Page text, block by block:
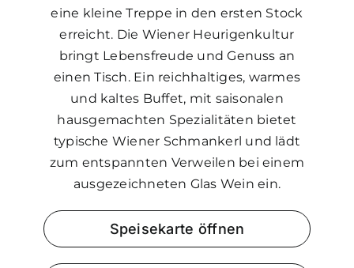
eine kleine Treppe in den ersten Stock
erreicht. Die Wiener Heurigenkultur
bringt Lebensfreude und Genuss an
einen Tisch. Ein reichhaltiges, warmes
und kaltes Buffet, mit saisonalen
hausgemachten Spezialitäten bietet
typische Wiener Schmankerl und lädt
zum entspannten Verweilen bei einem
ausgezeichneten Glas Wein ein.
Speisekarte öffnen